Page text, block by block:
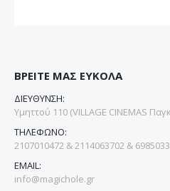
ΒΡΕΙΤΕ ΜΑΣ ΕΥΚΟΛΑ
ΔΙΕΥΘΥΝΣΗ:
Υμηττού 110 (VILLAGE CINEMAS
ΤΗΛΕΦΩΝΟ:
2107010472 & 2114063702 &
EMAIL:
info@magichole.gr